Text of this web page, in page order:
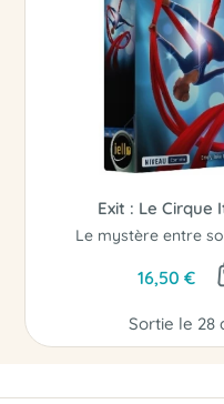
Exit : Le Cirque
16,50 €
Sortie le 28